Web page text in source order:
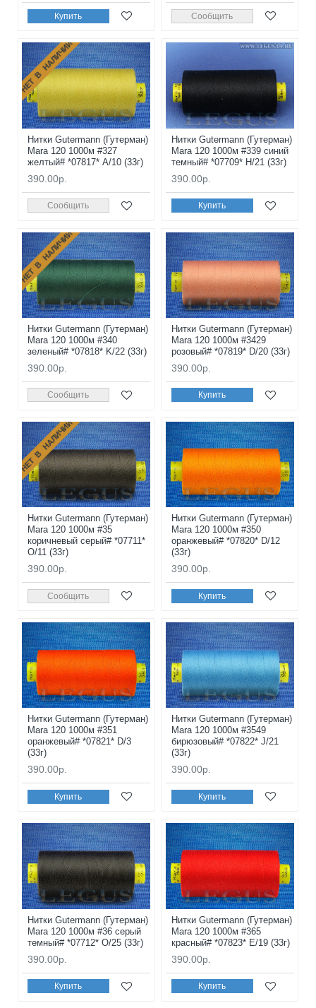
Купить Сообщить
НЕТ В НАЛИЧИИ
Нитки Gutermann (Гутерман)
Mara 120 1000м #327
желтый# *07817* A/10 (33г)
390.00р.
Сообщить
Нитки Gutermann (Гутерман)
Mara 120 1000м #339 синий
темный# *07709* H/21 (33г)
390.00р.
Купить
НЕТ В НАЛИЧИИ
Нитки Gutermann (Гутерман)
Mara 120 1000м #340
зеленый# *07818* K/22 (33г)
390.00р.
Сообщить
Нитки Gutermann (Гутерман)
Mara 120 1000м #3429
розовый# *07819* D/20 (33г)
390.00р.
Купить
НЕТ В НАЛИЧИИ
Нитки Gutermann (Гутерман)
Mara 120 1000м #35
коричневый серый# *07711*
O/11 (33г)
390.00р.
Сообщить
Нитки Gutermann (Гутерман)
Mara 120 1000м #350
оранжевый# *07820* D/12
(33г)
390.00р.
Купить
Нитки Gutermann (Гутерман)
Mara 120 1000м #351
оранжевый# *07821* D/3
(33г)
390.00р.
Купить
Нитки Gutermann (Гутерман)
Mara 120 1000м #3549
бирюзовый# *07822* J/21
(33г)
390.00р.
Купить
Нитки Gutermann (Гутерман)
Mara 120 1000м #36 серый
темный# *07712* O/25 (33г)
390.00р.
Купить
Нитки Gutermann (Гутерман)
Mara 120 1000м #365
красный# *07823* E/19 (33г)
390.00р.
Купить